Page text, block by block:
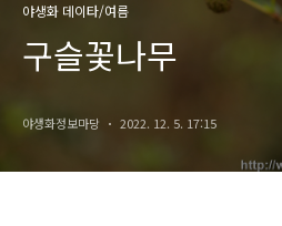
야생화 데이타/여름
구슬꽃나무
야생화정보마당 2022. 12. 5. 17:15